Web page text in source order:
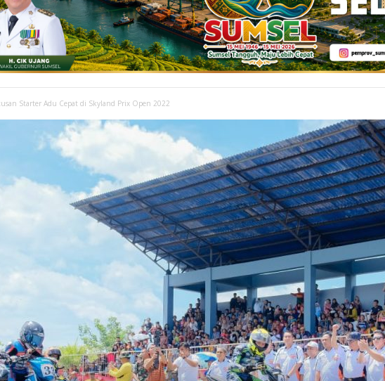
Starter Adu Cepat di Skyland Prix Open 2022